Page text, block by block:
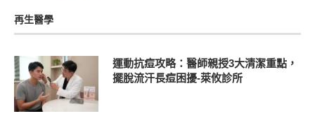
再生醫學
運動抗痘攻略：醫師親授3大清潔重點，
擺脫流汗長痘困擾-萊攸診所